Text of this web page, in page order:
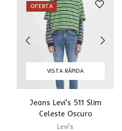
OFERTA
VISTA RÁPIDA
Jeans Levi’s 511 Slim
Celeste Oscuro
Levi's